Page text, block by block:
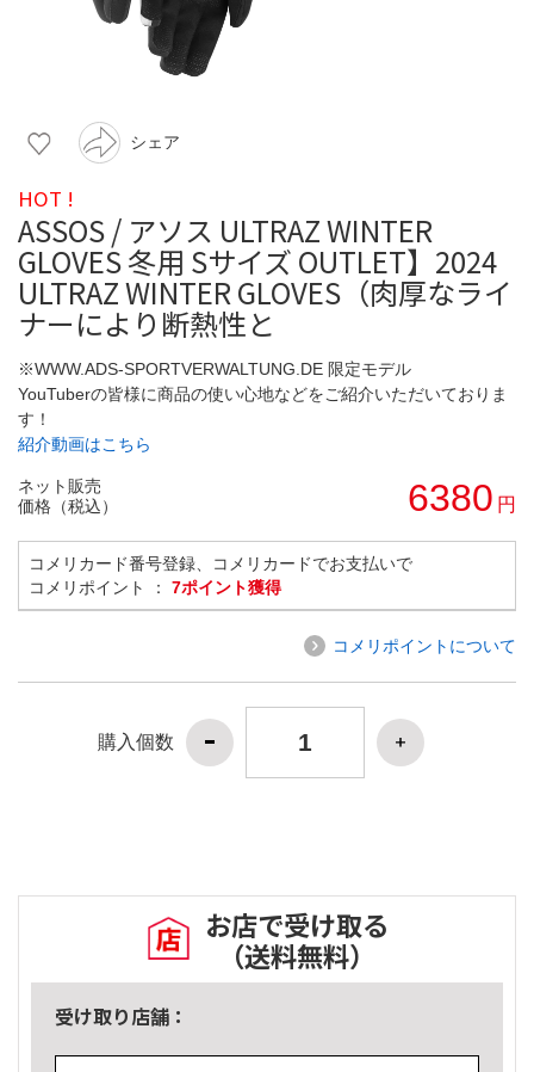
シェア
HOT !
ASSOS / アソス ULTRAZ WINTER
GLOVES 冬用 Sサイズ OUTLET】2024
ULTRAZ WINTER GLOVES（肉厚なライ
ナーにより断熱性と
※WWW.ADS-SPORTVERWALTUNG.DE 限定モデル
YouTuberの皆様に商品の使い心地などをご紹介いただいておりま
す！
紹介動画はこちら
ネット販売
価格（税込）
6380 円
コメリカード番号登録、コメリカードでお支払いで
コメリポイント ： 7ポイント獲得
コメリポイントについて
購入個数
お店で受け取る
（送料無料）
受け取り店舗：